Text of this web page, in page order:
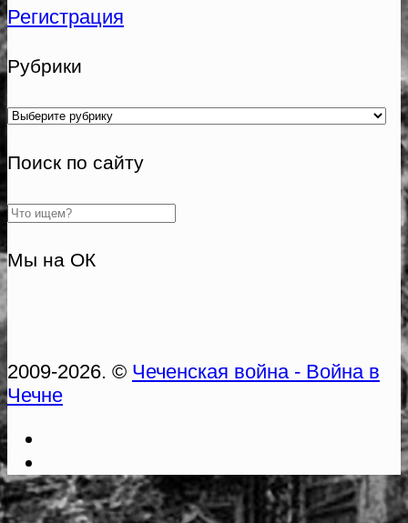
Регистрация
Рубрики
Рубрики
Поиск по сайту
Мы на ОК
2009-2026. © Чеченская война - Война в
Чечне